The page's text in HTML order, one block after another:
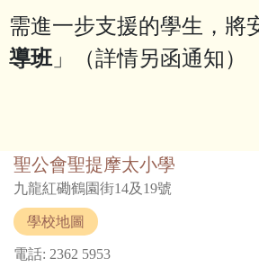
需進一步支援的學生，將
導班」（詳情另函通知）
聖公會聖提摩太小學
九龍紅磡鶴園街14及19號
學校地圖
電話: 2362 5953